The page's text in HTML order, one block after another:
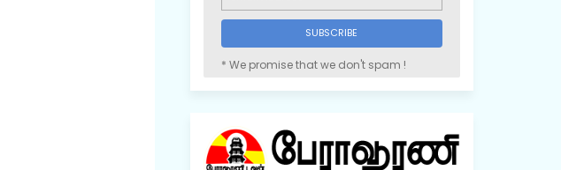
* We promise that we don't spam !